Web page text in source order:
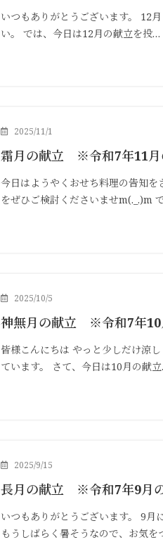
いつもありがとうございます。 12
い。 では、今日は12月の献立を投…
2025/11/1
霜月の献立 ※令和7年11月
今日はようやくおせち料理の告知
をぜひご検討くださいませm(._.)m
2025/10/5
神無月の献立 ※令和7年10
皆様こんにちは やっと少しだけ涼
ています。 さて、今日は10月の献
2025/9/15
長月の献立 ※令和7年9月
いつもありがとうございます。 9月
もうしばらく暑そうなので、お気